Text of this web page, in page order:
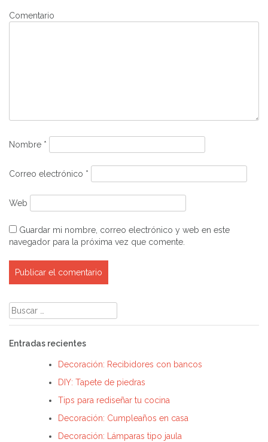
Comentario
Nombre *
Correo electrónico *
Web
Guardar mi nombre, correo electrónico y web en este
navegador para la próxima vez que comente.
Buscar:
Entradas recientes
Decoración: Recibidores con bancos
DIY: Tapete de piedras
Tips para rediseñar tu cocina
Decoración: Cumpleaños en casa
Decoración: Lámparas tipo jaula